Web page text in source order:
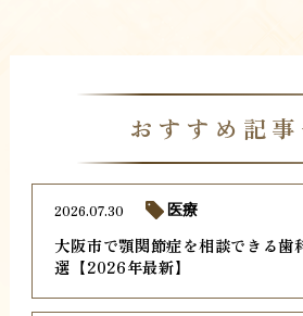
おすすめ記
大阪市で顎関節症を相談できる歯
選【2026年最新】
2026.07.30 医療